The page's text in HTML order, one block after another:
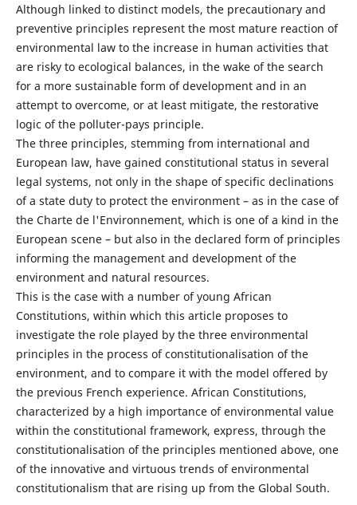
Although linked to distinct models, the precautionary and
preventive principles represent the most mature reaction of
environmental law to the increase in human activities that
are risky to ecological balances, in the wake of the search
for a more sustainable form of development and in an
attempt to overcome, or at least mitigate, the restorative
logic of the polluter-pays principle.
The three principles, stemming from international and
European law, have gained constitutional status in several
legal systems, not only in the shape of specific declinations
of a state duty to protect the environment – as in the case of
the Charte de l'Environnement, which is one of a kind in the
European scene – but also in the declared form of principles
informing the management and development of the
environment and natural resources.
This is the case with a number of young African
Constitutions, within which this article proposes to
investigate the role played by the three environmental
principles in the process of constitutionalisation of the
environment, and to compare it with the model offered by
the previous French experience. African Constitutions,
characterized by a high importance of environmental value
within the constitutional framework, express, through the
constitutionalisation of the principles mentioned above, one
of the innovative and virtuous trends of environmental
constitutionalism that are rising up from the Global South.